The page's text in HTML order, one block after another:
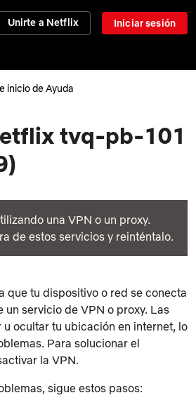
Unirte a Netflix Iniciar sesión
inicio de Ayuda
tvq-pb-101
una VPN o un proxy.
de estos servicios y reinténtalo.
que tu dispositivo o red se conecta
un servicio de VPN o proxy. Las
ocultar tu ubicación en internet, lo
Para solucionar el
la VPN.
sigue estos pasos: